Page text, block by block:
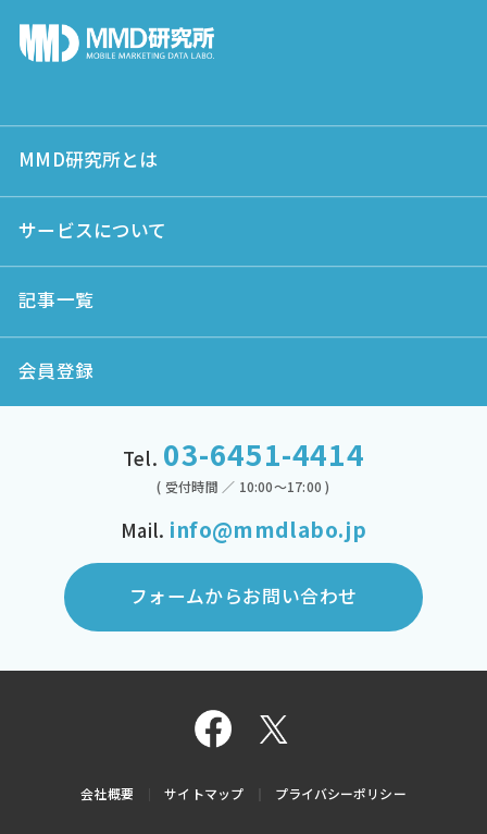
MMD研究所とは
サービスについて
記事一覧
会員登録
Tel. 03-6451-4414
( 受付時間 ／ 10:00～17:00 )
Mail. info@mmdlabo.jp
フォームからお問い合わせ
会社概要 サイトマップ プライバシーポリシー